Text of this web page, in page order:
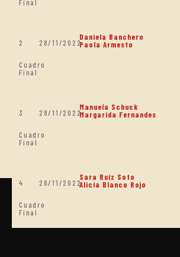
Final
2 28/11/2022
Daniela Banchero
Paola Armesto
Cuadro
Final
3 28/11/2022
Manuela Schuck
Margarida Fernandes
Cuadro
Final
4 28/11/2022
Sara Ruiz Soto
Alicia Blanco Rojo
Cuadro
Final